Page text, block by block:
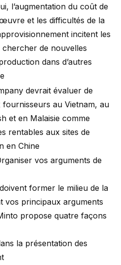
l’augmentation du coût de
et les difficultés de la
incitent les
chercher de nouvelles
dans d’autres
devrait évaluer de
fournisseurs au Vietnam, au
et en Malaisie comme
rentables aux sites de
en Chine
vos arguments de
former le milieu de la
vos principaux arguments
propose quatre façons
la présentation des